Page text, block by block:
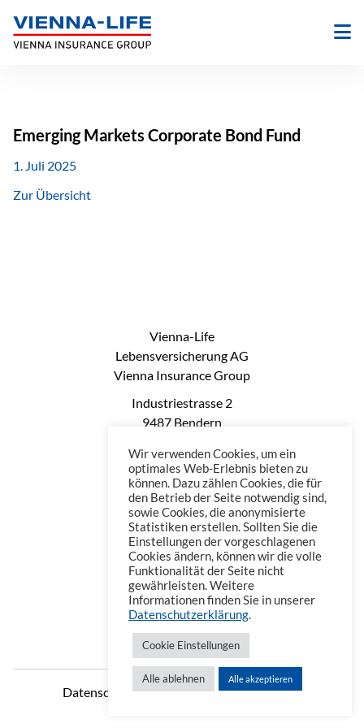
Inhalt
springen
Emerging Markets Corporate Bond Fund
1. Juli 2025
Zur Übersicht
Vienna-Life
Lebensversicherung AG
Vienna Insurance Group
Industriestrasse 2
9487 Bendern
Phone: +423 235 0660
Telefax: +423 235 0669
Mail: office@vienna-life.li
Datenschutzerklärung Impressum
Wir verwenden Cookies, um ein
optimales Web-Erlebnis bieten zu
können. Dazu zählen Cookies, die für
den Betrieb der Seite notwendig sind,
sowie Cookies, die anonymisierte
Statistiken erstellen. Sollten Sie die
Einstellungen der vorgeschlagenen
Cookies ändern, können wir die volle
Funktionalität der Seite nicht
gewährleisten. Weitere
Informationen finden Sie in unserer
Datenschutzerklärung.
Cookie Einstellungen
Alle ablehnen Alle akzeptieren